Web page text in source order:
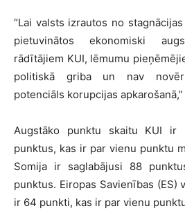
“Lai valsts izrautos no
pietuvinātos ekonomiski
rādītājiem KUI, lēmumu
politiskā griba un nav
potenciāls korupcijas apkarošanā,”
Augstāko punktu skaitu KUI ir
punktus, kas ir par vienu punktu
Somija ir saglabājusi 88
punktus. Eiropas Savienības (ES)
ir 64 punkti, kas ir par vienu